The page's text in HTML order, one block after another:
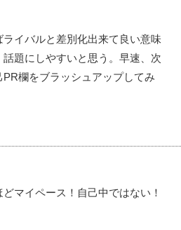
イバルと差別化出来て良い意味
題にしやすいと思う。早速、次
欄をブラッシュアップしてみ
マイペース！自己中ではない！